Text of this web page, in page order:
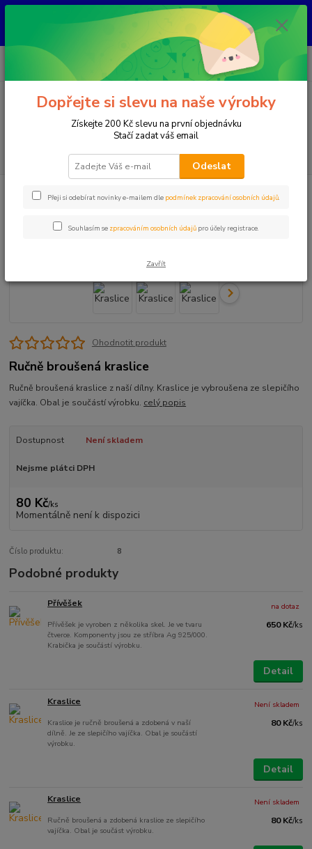
KAŽDÝ KUS JE ORIGINÁL, NIKDY NEBUDE STEJNÝ ! Každý šperk vzniká
ručně nad kahanem jako jediný originál. Jakmile se prodá, už ho znovu
nevytvořím.
Menu
+420 777 083 918
Po-Pá, 8.00 - 20.00
0 Kč
Kraslice
Ohodnotit produkt
Ručně broušená kraslice
Ručně broušená kraslice z naší dílny. Kraslice je vybroušena ze slepičího
vajíčka. Obal je součástí výrobku. celý popis
Dostupnost Není skladem
Nejsme plátci DPH
80 Kč/ks
Momentálně není k dispozici
Číslo produktu: 8
Podobné produkty
Přívěšek
Přívěšek je vyroben z několika skel. Je ve tvaru
čtverce. Komponenty jsou ze stříbra Ag 925/000.
Krabička je součástí výrobku.
650 Kč/ks
na dotaz
Detail
Kraslice
Kraslice je ručně broušená a zdobená v naší
dílně. Je ze slepičího vajíčka. Obal je součástí
výrobku.
80 Kč/ks
Není skladem
Detail
Kraslice
Ručně broušená a zdobená kraslice ze slepičího
vajíčka. Obal je součást výrobku.
80 Kč/ks
Není skladem
Dopřejte si slevu na naše výrobky
Získejte 200 Kč slevu na první objednávku
Stačí zadat váš email
Odeslat
Přeji si odebírat novinky e-mailem dle podmínek zpracování osobních údajů.
Souhlasím se zpracováním osobních údajů pro účely registrace.
Zavřít